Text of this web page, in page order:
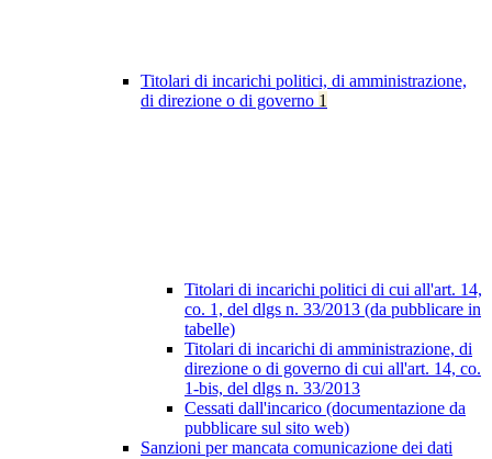
Titolari di incarichi politici, di amministrazione,
di direzione o di governo 1
Titolari di incarichi politici di cui all'art. 14,
co. 1, del dlgs n. 33/2013 (da pubblicare in
tabelle)
Titolari di incarichi di amministrazione, di
direzione o di governo di cui all'art. 14, co.
1-bis, del dlgs n. 33/2013
Cessati dall'incarico (documentazione da
pubblicare sul sito web)
Sanzioni per mancata comunicazione dei dati